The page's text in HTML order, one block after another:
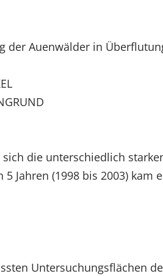
Auenwälder in
die unterschiedlich
Jahren (1998 bis 2003) kam
Untersuchungsflächen